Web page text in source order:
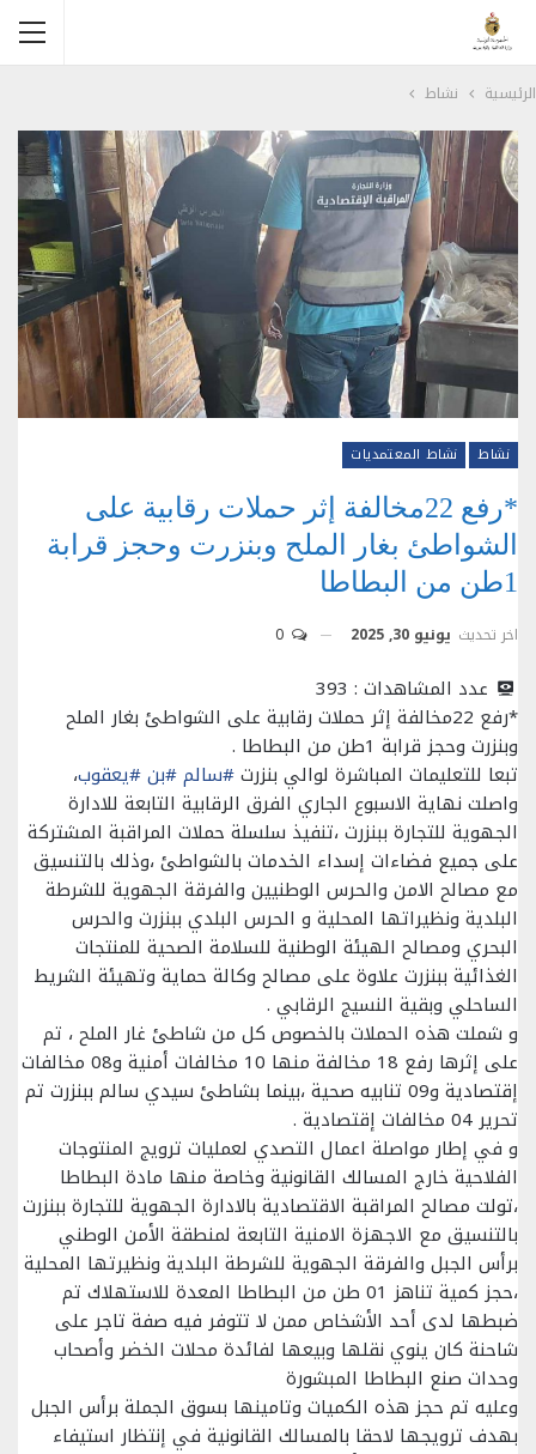
الرئيسية نشاط
نشاط نشاط المعتمديات
*رفع 22مخالفة إثر حملات رقابية على
الشواطئ بغار الملح وبنزرت وحجز قرابة
1طن من البطاطا
اخر تحديث يونيو 30, 2025
عدد المشاهدات : 393
*رفع 22مخالفة إثر حملات رقابية على الشواطئ بغار الملح
وبنزرت وحجز قرابة 1طن من البطاطا .
تبعا للتعليمات المباشرة لوالي بنزرت#سالم#بن#يعقوب،
واصلت نهاية الاسبوع الجاري الفرق الرقابية التابعة للادارة
الجهوية للتجارة ببنزرت ،تنفيذ سلسلة حملات المراقبة المشتركة
على جميع فضاءات إسداء الخدمات بالشواطئ ،وذلك بالتنسيق
مع مصالح الامن والحرس الوطنيين والفرقة الجهوية للشرطة
البلدية ونظيراتها المحلية و الحرس البلدي ببنزرت والحرس
البحري ومصالح الهيئة الوطنية للسلامة الصحية للمنتجات
الغذائية ببنزرت علاوة على مصالح وكالة حماية وتهيئة الشريط
الساحلي وبقية النسيج الرقابي .
و شملت هذه الحملات بالخصوص كل من شاطئ غار الملح ، تم
على إثرها رفع 18 مخالفة منها 10 مخالفات أمنية و08 مخالفات
إقتصادية و09 تنابيه صحية ،بينما بشاطئ سيدي سالم ببنزرت تم
تحرير 04 مخالفات إقتصادية .
و في إطار مواصلة اعمال التصدي لعمليات ترويج المنتوجات
الفلاحية خارج المسالك القانونية وخاصة منها مادة البطاطا
،تولت مصالح المراقبة الاقتصادية بالادارة الجهوية للتجارة ببنزرت
بالتنسيق مع الاجهزة الامنية التابعة لمنطقة الأمن الوطني
برأس الجبل والفرقة الجهوية للشرطة البلدية ونظيرتها المحلية
،حجز كمية تناهز 01 طن من البطاطا المعدة للاستهلاك تم
ضبطها لدى أحد الأشخاص ممن لا تتوفر فيه صفة تاجر على
شاحنة كان ينوي نقلها وبيعها لفائدة محلات الخضر وأصحاب
وحدات صنع البطاطا المبشورة
وعليه تم حجز هذه الكميات وتامينها بسوق الجملة برأس الجبل
بهدف ترويجها لاحقا بالمسالك القانونية في إنتظار استيفاء